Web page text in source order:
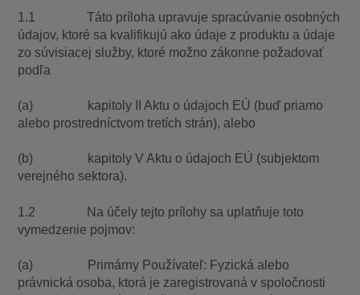
1.1 Táto príloha upravuje spracúvanie osobných
údajov, ktoré sa kvalifikujú ako údaje z produktu a údaje
zo súvisiacej služby, ktoré možno zákonne požadovať
podľa
(a) kapitoly II Aktu o údajoch EÚ (buď priamo
alebo prostredníctvom tretích strán), alebo
(b) kapitoly V Aktu o údajoch EÚ (subjektom
verejného sektora).
1.2 Na účely tejto prílohy sa uplatňuje toto
vymedzenie pojmov:
(a) Primárny Používateľ: Fyzická alebo
právnická osoba, ktorá je zaregistrovaná v spoločnosti